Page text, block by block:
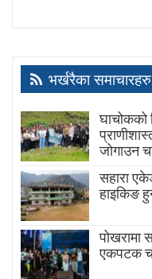
भर्खरैका समाचारहरु
घाचोकको
जोगाउन
सहारा
हाइकिङ
पोखरामा
एकपटक